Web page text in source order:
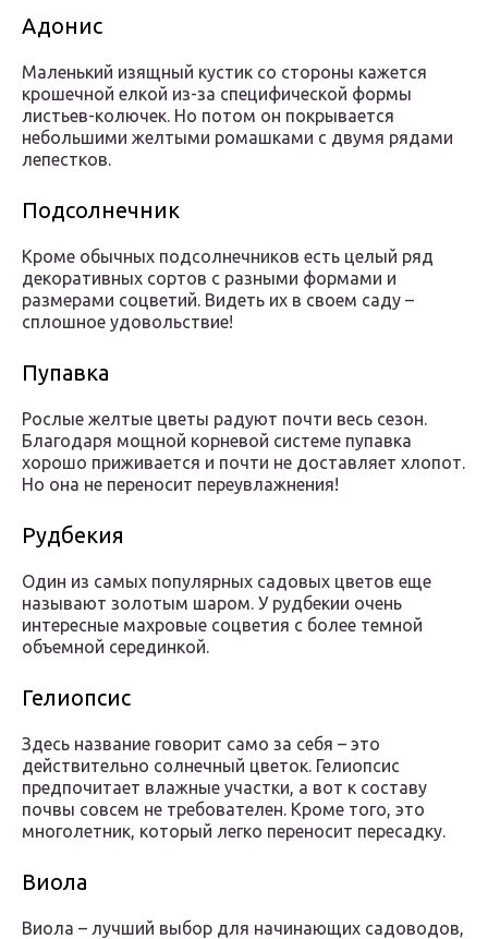
Адонис
Маленький изящный кустик со стороны кажется
крошечной елкой из-за специфической формы
листьев-колючек. Но потом он покрывается
небольшими желтыми ромашками с двумя рядами
лепестков.
Подсолнечник
Кроме обычных подсолнечников есть целый ряд
декоративных сортов с разными формами и
размерами соцветий. Видеть их в своем саду –
сплошное удовольствие!
Пупавка
Рослые желтые цветы радуют почти весь сезон.
Благодаря мощной корневой системе пупавка
хорошо приживается и почти не доставляет хлопот.
Но она не переносит переувлажнения!
Рудбекия
Один из самых популярных садовых цветов еще
называют золотым шаром. У рудбекии очень
интересные махровые соцветия с более темной
объемной серединкой.
Гелиопсис
Здесь название говорит само за себя – это
действительно солнечный цветок. Гелиопсис
предпочитает влажные участки, а вот к составу
почвы совсем не требователен. Кроме того, это
многолетник, который легко переносит пересадку.
Виола
Виола – лучший выбор для начинающих садоводов,